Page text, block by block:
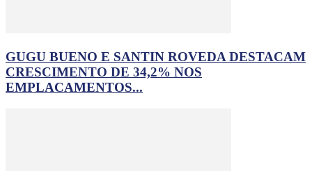
GUGU BUENO E SANTIN ROVEDA DESTACAM
CRESCIMENTO DE 34,2% NOS
EMPLACAMENTOS...